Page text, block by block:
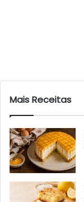
Mais Receitas